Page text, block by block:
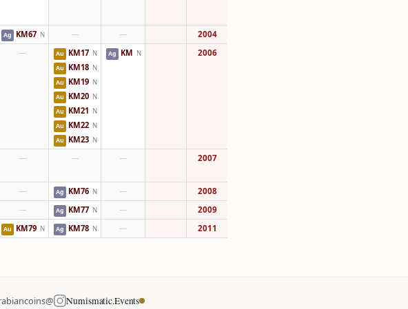
2004
—
—
KM67 N
Ag
2006
KM N
Ag
KM17 N
Au
KM18 N
Au
KM19 N
Au
KM20 N
Au
KM21 N
Au
KM22 N
Au
KM23 N
Au
—
2007
—
—
—
2008
—
KM76 N
Ag
—
2009
—
KM77 N
Ag
—
2011
—
KM78 N
Ag
KM79 N
Au
Numismatic.Events
@arabiancoins